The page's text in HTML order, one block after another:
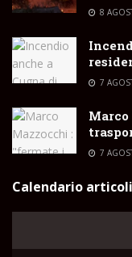
8
7
7
Calendario articoli